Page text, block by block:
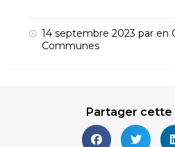
14 septembre 2023 par en
Communes
Partager cette